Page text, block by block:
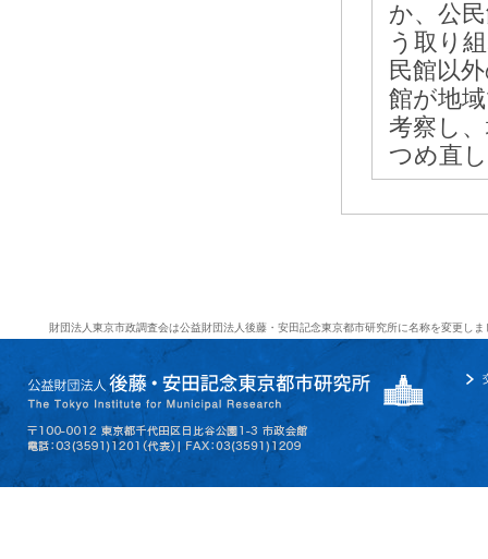
か、公
う取り
民館以
館が地
考察し
つめ直
財団法人東京市政調査会は公益財団法人後藤・安田記念東京都市研究所に名称を変更しま